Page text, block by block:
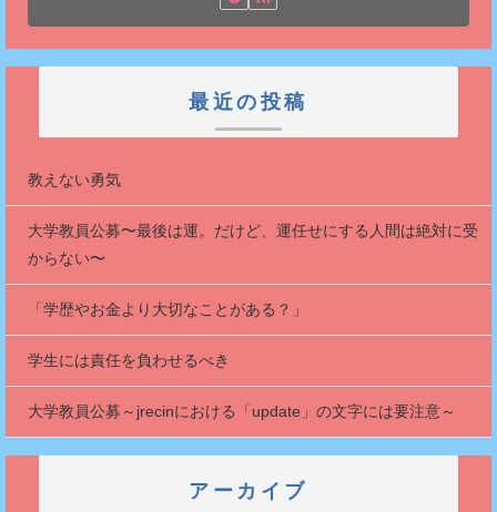
最近の投稿
教えない勇気
大学教員公募〜最後は運。だけど、運任せにする人間は絶対に受
からない〜
「学歴やお金より大切なことがある？」
学生には責任を負わせるべき
大学教員公募～jrecinにおける「update」の文字には要注意～
アーカイブ